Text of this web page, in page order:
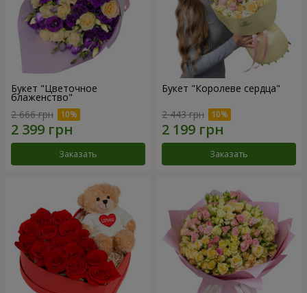
Букет "Цветочное
блаженство"
2 666 грн
Заказать
Букет "Королеве сердца"
2 443 грн
Заказать